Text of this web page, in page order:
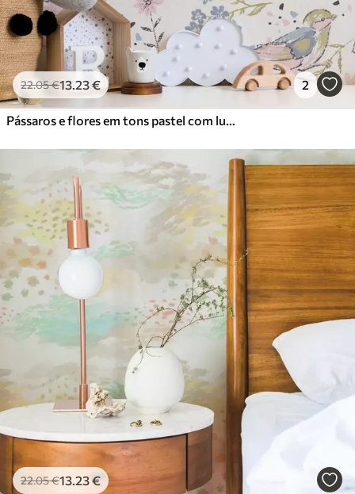
22.05€13.23€ 2
Pássaros e flores em tons pastel com luas crescentes sobre fundo branco
22.05€13.23€